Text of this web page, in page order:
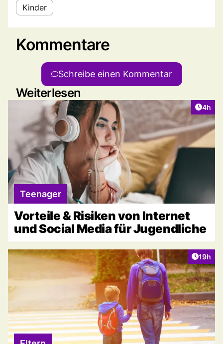
Kinder
Kommentare
Schreibe einen Kommentar
Weiterlesen
4h
Teenager
Vorteile & Risiken von Internet
und Social Media für Jugendliche
Artikel
19h